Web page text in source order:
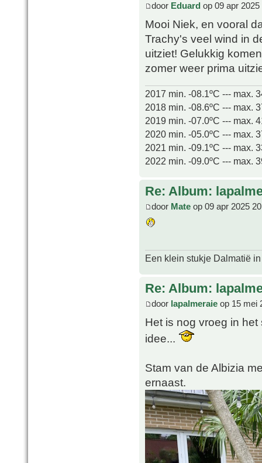
door Eduard op 09 apr 2025
Mooi Niek, en vooral
Trachy's veel wind in
uitziet! Gelukkig
zomer weer prima
2017 min. -08.1ºC --- max.
2018 min. -08.6ºC --- max.
2019 min. -07.0ºC --- max.
2020 min. -05.0ºC --- max.
2021 min. -09.1ºC --- max.
2022 min. -09.0ºC --- max.
Re: Album:
door Mate op 09 apr 2025
Een klein stukje Dalmatië
Re: Album:
door lapalmeraie op 15 mei
Het is nog vroeg in
idee...
Stam van de Albizia
ernaast.